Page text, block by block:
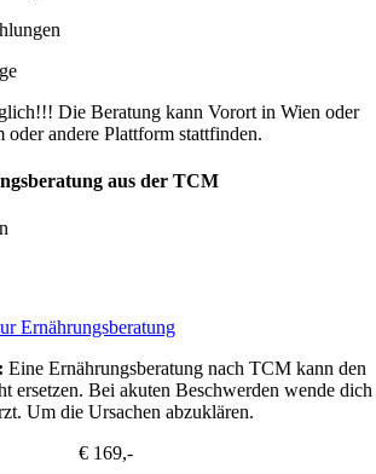
Die Beratung kann Vorort in Wien oder
andere Plattform stattfinden.
aus der TCM
Ernährungsberatung
Eine Ernährungsberatung nach TCM kann den
ersetzen. Bei akuten Beschwerden wende dich
Um die Ursachen abzuklären.
€ 169,-